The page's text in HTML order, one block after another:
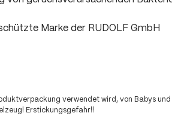
Marke der RUDOLF GmbH
verwendet wird, von Babys und
Erstickungsgefahr!!